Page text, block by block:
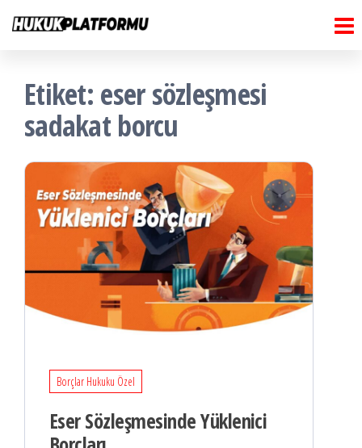
İçeriğe
atla
Etiket: eser sözleşmesi
sadakat borcu
Borçlar Hukuku Özel
Eser Sözleşmesinde Yüklenici